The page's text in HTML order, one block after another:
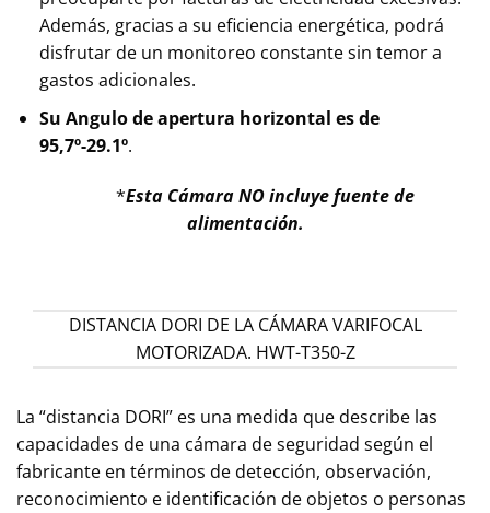
Además, gracias a su eficiencia energética, podrá
disfrutar de un monitoreo constante sin temor a
gastos adicionales.
Su Angulo de apertura horizontal es de
95,7º-29.1º.
*Esta Cámara NO incluye fuente de
alimentación.
DISTANCIA DORI DE LA CÁMARA VARIFOCAL
MOTORIZADA. HWT-T350-Z
La “distancia DORI” es una medida que describe las
capacidades de una cámara de seguridad según el
fabricante en términos de detección, observación,
reconocimiento e identificación de objetos o personas